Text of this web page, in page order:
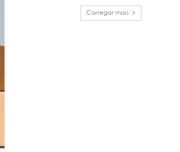
Carregar mais